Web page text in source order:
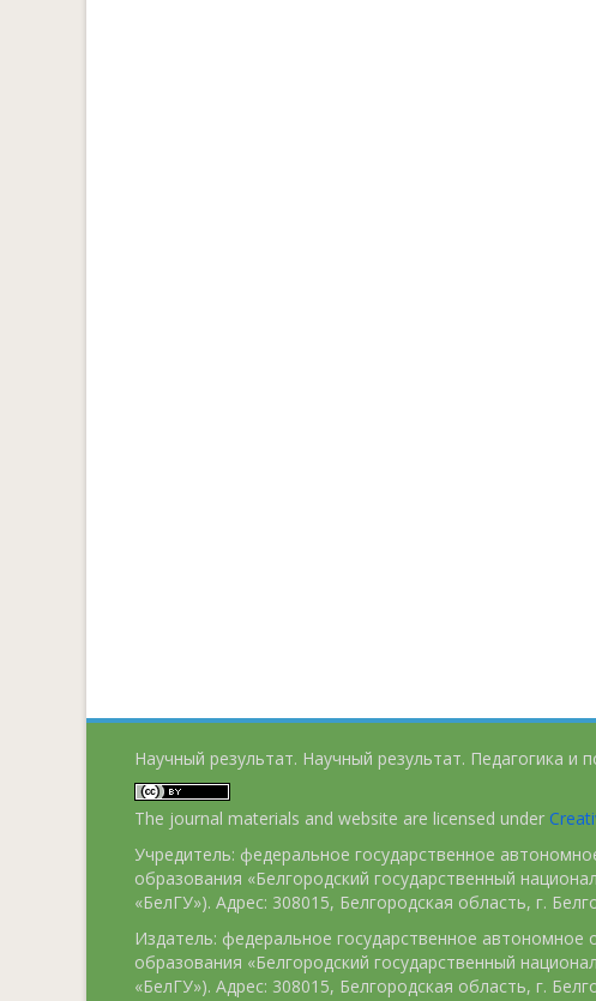
Научный результат. Научный результат. Педагогика и
The journal materials and website are licensed under
Учредитель: федеральное государственное
образования «Белгородский государственный
«БелГУ»). Адрес: 308015, Белгородская область, г.
Издатель: федеральное государственное
образования «Белгородский государственный
«БелГУ»). Адрес: 308015, Белгородская область, г.